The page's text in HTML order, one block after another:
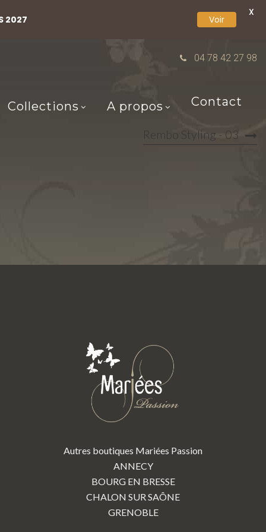
04 78 42 27 98
Collections A propos Contact
Rembo Styling - 03
Autres boutiques Mariées Passion
ANNECY
BOURG EN BRESSE
CHALON SUR SAÔNE
GRENOBLE
2027 Voir
X